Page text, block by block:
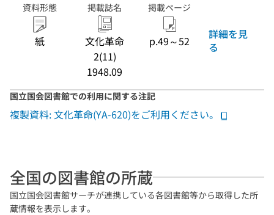
資料形態
紙
掲載誌名
文化革命
2(11)
1948.09
掲載ページ
p.49～52
詳細を見
る
国立国会図書館での利用に関する注記
複製資料: 文化革命(YA-620)をご利用ください。
全国の図書館の所蔵
国立国会図書館サーチが連携している各図書館等から取得した所
蔵情報を表示します。